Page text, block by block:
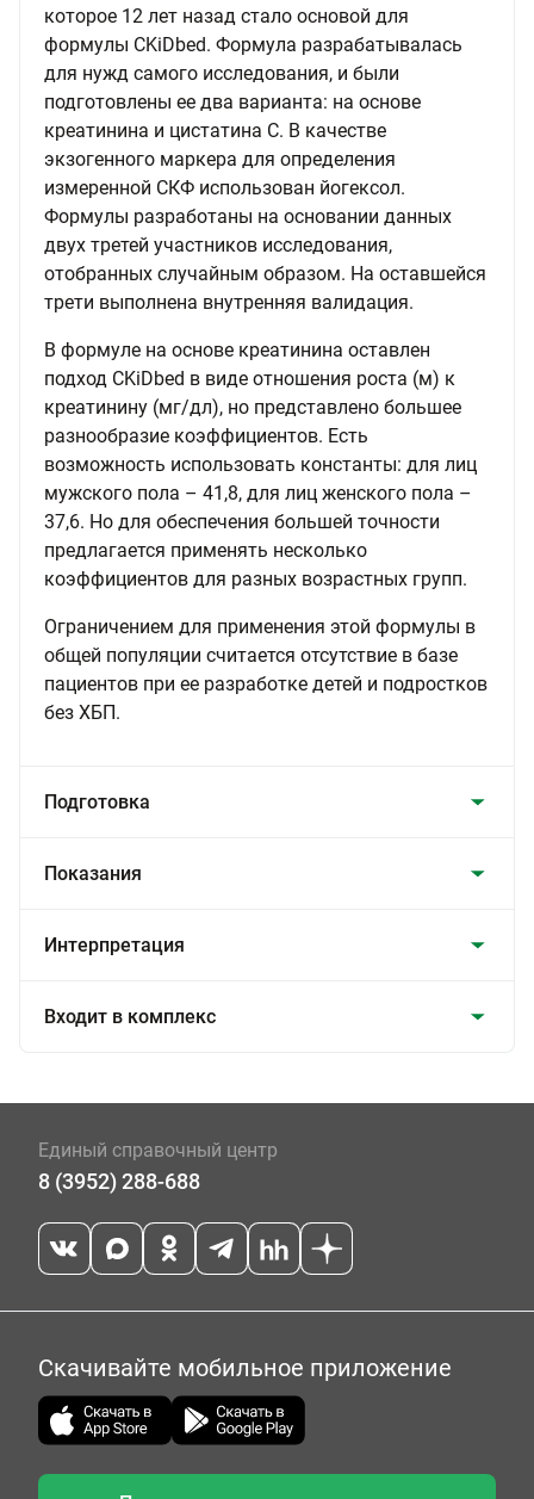
которое 12 лет назад стало основой для
формулы CKiDbed. Формула разрабатывалась
для нужд самого исследования, и были
подготовлены ее два варианта: на основе
креатинина и цистатина С. В качестве
экзогенного маркера для определения
измеренной СКФ использован йогексол.
Формулы разработаны на основании данных
двух третей участников исследования,
отобранных случайным образом. На оставшейся
трети выполнена внутренняя валидация.
В формуле на основе креатинина оставлен
подход CKiDbed в виде отношения роста (м) к
креатинину (мг/дл), но представлено большее
разнообразие коэффициентов. Есть
возможность использовать константы: для лиц
мужского пола – 41,8, для лиц женского пола –
37,6. Но для обеспечения большей точности
предлагается применять несколько
коэффициентов для разных возрастных групп.
Ограничением для применения этой формулы в
общей популяции считается отсутствие в базе
пациентов при ее разработке детей и подростков
без ХБП.
Подготовка
Показания
Интерпретация
Входит в комплекс
Единый справочный центр
8 (3952) 288-688
Скачивайте мобильное приложение